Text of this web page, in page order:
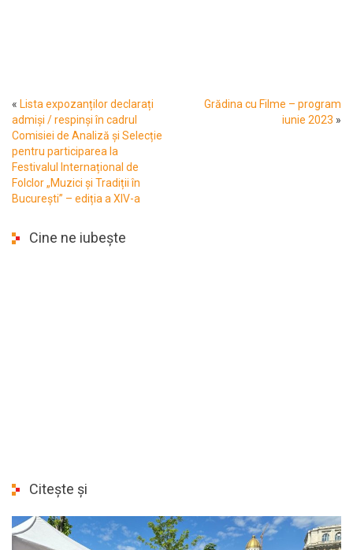
« Lista expozanților declarați
admiși / respinși în cadrul
Comisiei de Analiză și Selecție
pentru participarea la
Festivalul Internațional de
Folclor „Muzici și Tradiții în
București” – ediția a XIV-a
Grădina cu Filme – program
iunie 2023 »
Cine ne iubește
Citește și